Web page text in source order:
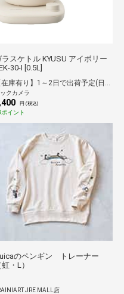
ラスケトル KYUSU アイボリー
30-I [0.5L]
【在庫有り】1～2日で出荷予定(日付指定可)
クカメラ
円 (税込)
ポイント
のペンギン トレーナー
虹・L）
JRE MALL店